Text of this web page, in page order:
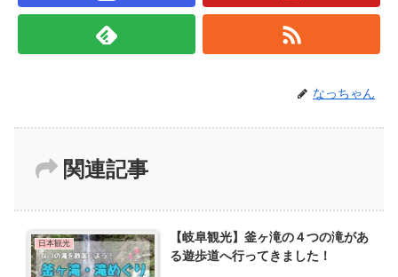
なっちゃん
関連記事
日本観光
【岐阜観光】釜ヶ滝の４つの滝があ
る遊歩道へ行ってきました！